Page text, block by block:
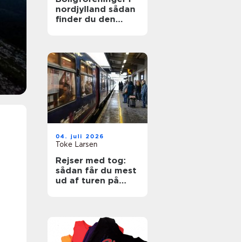
nordjylland sådan
finder du den
04. juli 2026
Toke Larsen
Rejser med tog:
sådan får du mest
ud af turen på